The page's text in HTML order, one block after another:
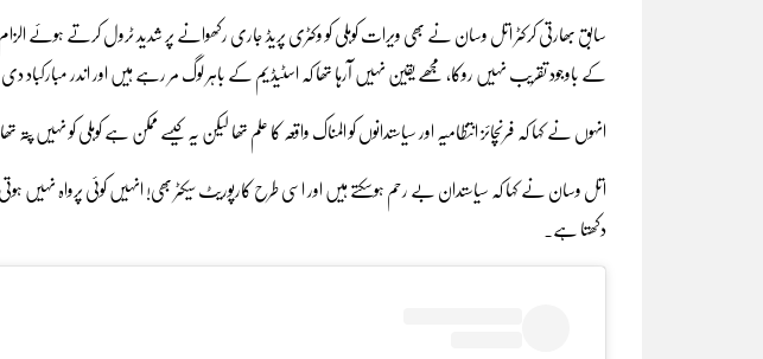
سابق بھارتی کرکٹر اتل وسان نے بھی ویرات کوہلی کو وکٹری پریڈ جاری رکھوانے پر شدید ٹرول کرتے ہوئے الزام
کے باوجود تقریب نہیں روکا، مجھے یقین نہیں آرہا تھا کہ اسٹیڈیم کے باہر لوگ مر رہے ہیں اور اندر
انہوں نے کہا کہ فرنچائز انتظامیہ اور سیاستدانوں کو المناک واقعہ کا علم تھا لیکن یہ کیسے ممکن ہے کوہلی کو نہیں پتہ
اتل وسان نے کہا کہ سیاستدان بے رحم ہوسکتے ہیں اور اسی طرح کارپوریٹ سیکٹر بھی! انہیں کوئی پرواہ نہیں
دکھتا ہے۔